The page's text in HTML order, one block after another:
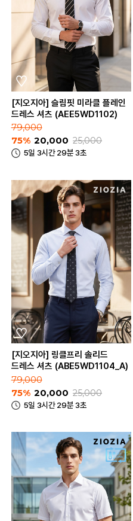
[지오지아] 슬림핏 미라클 플레인
드레스 셔츠 (AEE5WD1102)
79,000
75% 20,000 25,000
5일 3시간 29분 3초
[지오지아] 링클프리 솔리드
드레스 셔츠 (ABE5WD1104_A)
79,000
75% 20,000 25,000
5일 3시간 29분 3초